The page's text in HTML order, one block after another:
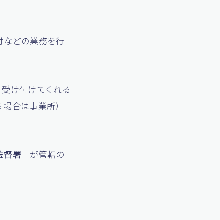
などの業務を行
け付けてくれる
合は事業所）
督署 」が管轄の